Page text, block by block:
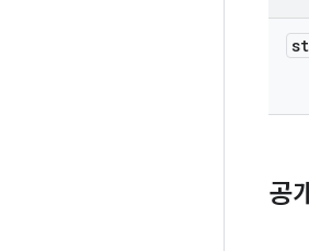
공